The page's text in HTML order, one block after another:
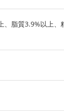
、脂質3.9%以上、